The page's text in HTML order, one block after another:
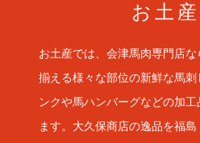
お土産
お土産では、会津馬肉専門店
揃える様々な部位の新鮮な馬
ンクや馬ハンバーグなどの加
ます。大久保商店の逸品を福